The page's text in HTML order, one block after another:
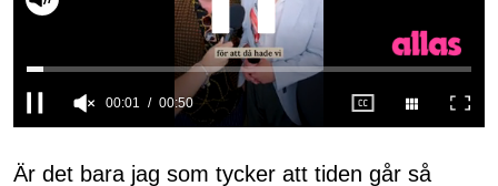
of
00:02 00:50
Är det bara jag som tycker att tiden går så